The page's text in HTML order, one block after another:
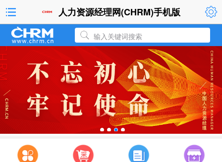
人力资源经理网(CHRM)手机版
输入关键词搜索
多智能体协同进入企业AI应用，元脑企智EPAI
2026 年度Wind ESG 评级出炉 首旅酒店连续
连续四年：DHL快递再获ESG践行典范奖，同时